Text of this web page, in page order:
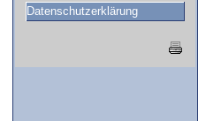
Datenschutzerklärung